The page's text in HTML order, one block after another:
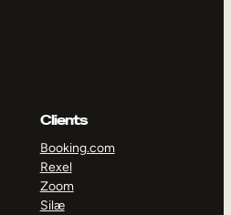
Clients
Booking.com
Rexel
Zoom
Silæ